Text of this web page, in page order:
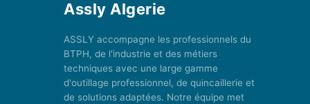
Assly Algerie
ASSLY accompagne les professionnels du
BTPH, de l'industrie et des métiers
techniques avec une large gamme
d'outillage professionnel, de quincaillerie et
de solutions adaptées. Notre équipe met